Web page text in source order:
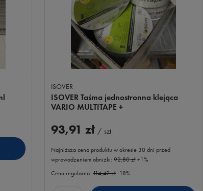
ISOVER
ISOVER Taśma jednostronna klejąca
VARIO MULTITAPE +
93,91 zł / szt.
Najniższa cena produktu w okresie 30 dni przed
wprowadzeniem obniżki: 92,80 zł +1%
Cena regularna: 114,42 zł -18%